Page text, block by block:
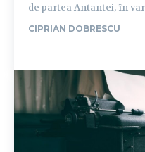
de partea Antantei, în
CIPRIAN DOBRESCU